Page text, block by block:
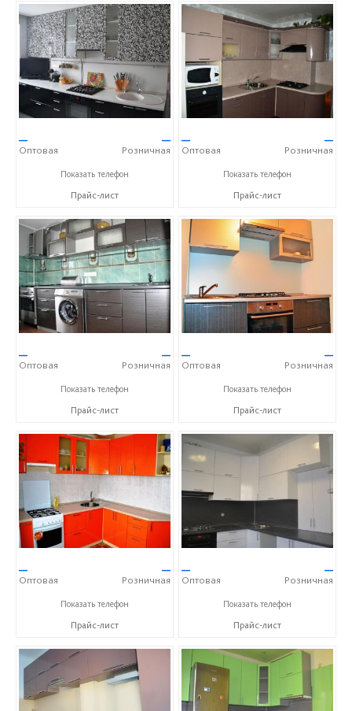
—
Оптовая
—
Розничная
+7 (905) 604-65-94
Показать телефон
Прайс-лист
—
Оптовая
—
Розничная
+7 (905) 604-65-94
Показать телефон
Прайс-лист
—
Оптовая
—
Розничная
+7 (905) 604-65-94
Показать телефон
Прайс-лист
—
Оптовая
—
Розничная
+7 (905) 604-65-94
Показать телефон
Прайс-лист
—
Оптовая
—
Розничная
+7 (905) 604-65-94
Показать телефон
Прайс-лист
—
Оптовая
—
Розничная
+7 (905) 604-65-94
Показать телефон
Прайс-лист